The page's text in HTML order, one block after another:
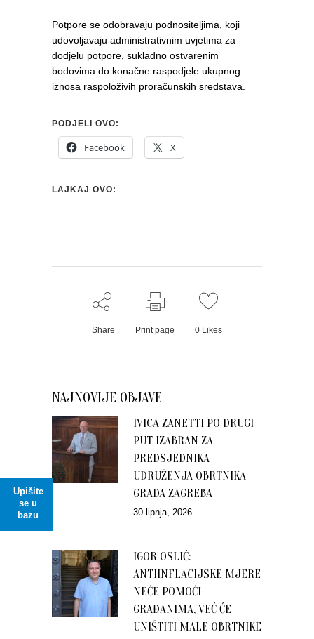
Upišite
se u
bazu
Potpore se odobravaju podnositeljima, koji
udovoljavaju administrativnim uvjetima za
dodjelu potpore, sukladno ostvarenim
bodovima do konačne raspodjele ukupnog
iznosa raspoloživih proračunskih sredstava.
PODJELI OVO:
Facebook X
LAJKAJ OVO:
Share Print page 0 Likes
NAJNOVIJE OBJAVE
IVICA ZANETTI PO DRUGI
PUT IZABRAN ZA
PREDSJEDNIKA
UDRUŽENJA OBRTNIKA
GRADA ZAGREBA
30 lipnja, 2026
IGOR OSLIĆ:
ANTIINFLACIJSKE MJERE
NEĆE POMOĆI
GRAĐANIMA, VEĆ ĆE
UNIŠTITI MALE OBRTNIKE